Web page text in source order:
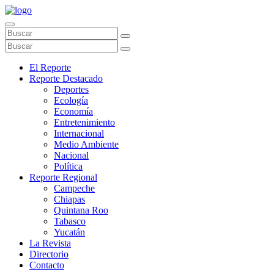
El Reporte
Reporte Destacado
Deportes
Ecología
Economía
Entretenimiento
Internacional
Medio Ambiente
Nacional
Política
Reporte Regional
Campeche
Chiapas
Quintana Roo
Tabasco
Yucatán
La Revista
Directorio
Contacto